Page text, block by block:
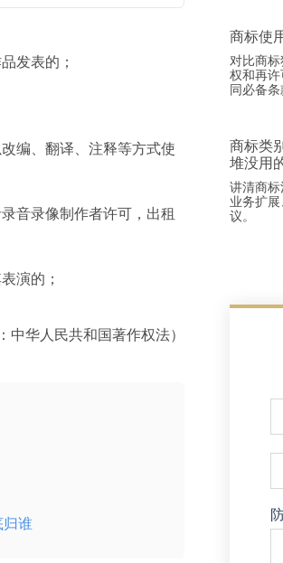
发表的；
编、翻译、注释等方式使
音录像制作者许可，出租
演的；
中华人民共和国著作权法）
谁
商标使
对比商
权和再
同必备条
商标类
堆没用
讲清商
业务扩
议。